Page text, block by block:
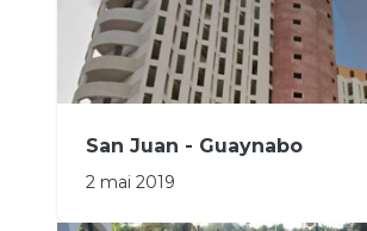
San Juan - Guaynabo
2 mai 2019